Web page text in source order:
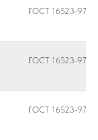
ГОСТ 16523-97
ГОСТ 16523-97
ГОСТ 16523-97